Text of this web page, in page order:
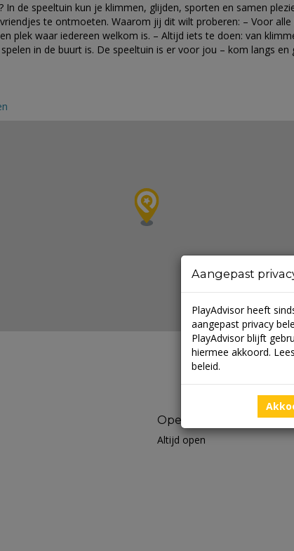
In de speeltuin kun je klimmen, glijden, sporten en samen
te ontmoeten. Waarom jij dit wilt proberen: – Voor
plek waar iedereen welkom is. – Altijd iets te doen: van
in de buurt is. De speeltuin is er voor jou – kom langs en
Openingstijden
Altijd open
Aangepast
PlayAdvisor heeft
aangepast privacy
PlayAdvisor blijft
hiermee akkoord. Lees
beleid.